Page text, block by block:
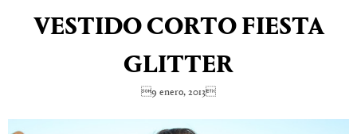
VESTIDO CORTO FIESTA
GLITTER
9 enero, 2013